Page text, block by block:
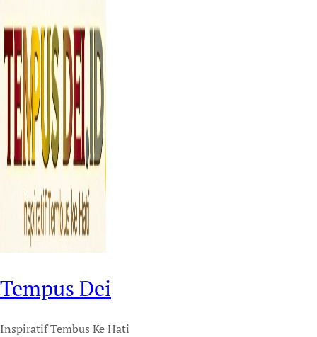
Tempus Dei
Inspiratif Tembus Ke Hati